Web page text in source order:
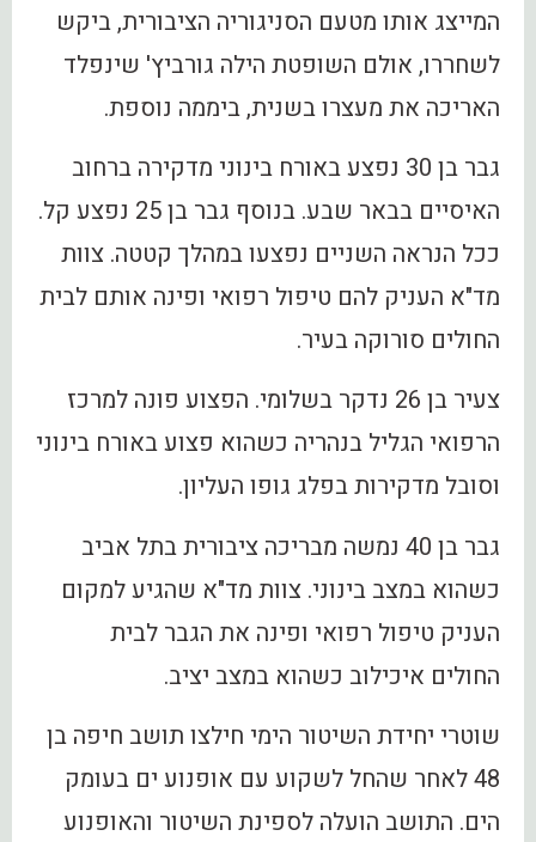
המייצג אותו מטעם הסניגוריה הציבורית, ביקש
לשחררו, אולם השופטת הילה גורביץ' שינפלד
האריכה את מעצרו בשנית, ביממה נוספת.
גבר בן 30 נפצע באורח בינוני מדקירה ברחוב
האיסיים בבאר שבע. בנוסף גבר בן 25 נפצע קל.
ככל הנראה השניים נפצעו במהלך קטטה. צוות
מד"א העניק להם טיפול רפואי ופינה אותם לבית
החולים סורוקה בעיר.
צעיר בן 26 נדקר בשלומי. הפצוע פונה למרכז
הרפואי הגליל בנהריה כשהוא פצוע באורח בינוני
וסובל מדקירות בפלג גופו העליון.
גבר בן 40 נמשה מבריכה ציבורית בתל אביב
כשהוא במצב בינוני. צוות מד"א שהגיע למקום
העניק טיפול רפואי ופינה את הגבר לבית
החולים איכילוב כשהוא במצב יציב.
שוטרי יחידת השיטור הימי חילצו תושב חיפה בן
48 לאחר שהחל לשקוע עם אופנוע ים בעומק
הים. התושב הועלה לספינת השיטור והאופנוע